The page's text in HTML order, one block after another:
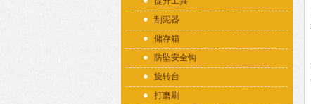
刮泥器
储存箱
防坠安全钩
旋转台
打磨刷